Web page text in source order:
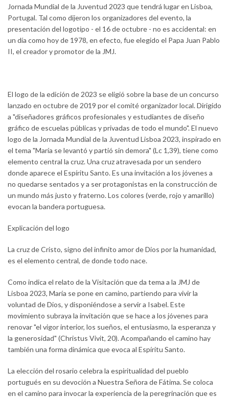
Jornada Mundial de la Juventud 2023 que tendrá lugar en Lisboa,
Portugal. Tal como dijeron los organizadores del evento, la
presentación del logotipo - el 16 de octubre - no es accidental: en
un día como hoy de 1978, en efecto, fue elegido el Papa Juan Pablo
II, el creador y promotor de la JMJ.
El logo de la edición de 2023 se eligió sobre la base de un concurso
lanzado en octubre de 2019 por el comité organizador local. Dirigido
a "diseñadores gráficos profesionales y estudiantes de diseño
gráfico de escuelas públicas y privadas de todo el mundo". El nuevo
logo de la Jornada Mundial de la Juventud Lisboa 2023, inspirado en
el tema "María se levantó y partió sin demora" (Lc 1,39), tiene como
elemento central la cruz. Una cruz atravesada por un sendero
donde aparece el Espíritu Santo. Es una invitación a los jóvenes a
no quedarse sentados y a ser protagonistas en la construcción de
un mundo más justo y fraterno. Los colores (verde, rojo y amarillo)
evocan la bandera portuguesa.
Explicación del logo
La cruz de Cristo, signo del infinito amor de Dios por la humanidad,
es el elemento central, de donde todo nace.
Como indica el relato de la Visitación que da tema a la JMJ de
Lisboa 2023, María se pone en camino, partiendo para vivir la
voluntad de Dios, y disponiéndose a servir a Isabel. Este
movimiento subraya la invitación que se hace a los jóvenes para
renovar "el vigor interior, los sueños, el entusiasmo, la esperanza y
la generosidad" (Christus Vivit, 20). Acompañando el camino hay
también una forma dinámica que evoca al Espíritu Santo.
La elección del rosario celebra la espiritualidad del pueblo
portugués en su devoción a Nuestra Señora de Fátima. Se coloca
en el camino para invocar la experiencia de la peregrinación que es